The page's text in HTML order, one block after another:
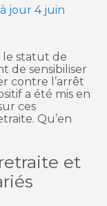
à jour 4 juin
le statut de
de sensibiliser
contre l’arrêt
a été mis en
ces
Qu’en
et